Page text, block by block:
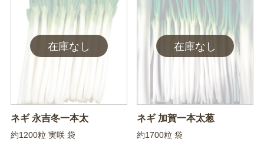
ネギ 永吉冬一本太
約1200粒 実咲 袋
ネギ 加賀一本太葱
約1700粒 袋